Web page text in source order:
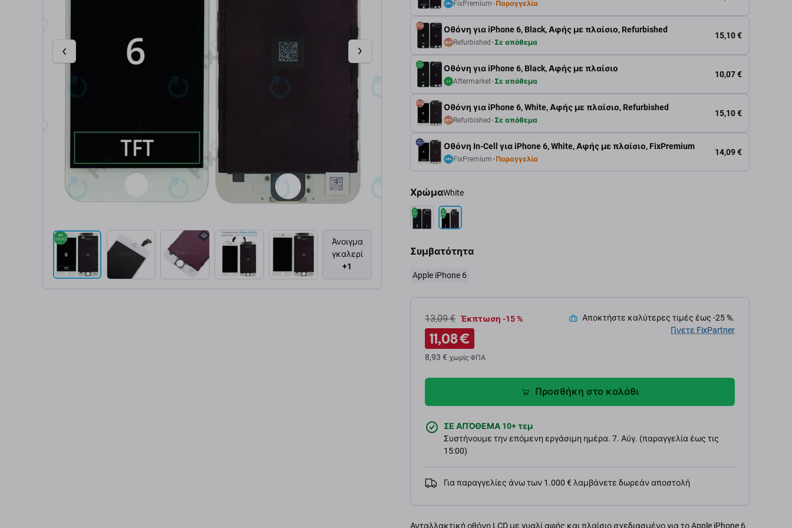
Άνοιγμα
γκαλερί
+1
FixPremium Παραγγελία
Οθόνη για iPhone 6, Black, Αφής με πλαίσιο, Refurbished
Refurbished Σε απόθεμα
15,10 €
Οθόνη για iPhone 6, Black, Αφής με πλαίσιο
Aftermarket Σε απόθεμα
10,07 €
Οθόνη για iPhone 6, White, Αφής με πλαίσιο, Refurbished
Refurbished Σε απόθεμα
15,10 €
Οθόνη In-Cell για iPhone 6, White, Αφής με πλαίσιο, FixPremium
FixPremium Παραγγελία
14,09 €
ΧρώμαWhite
Συμβατότητα
Apple iPhone 6
13,09 € Έκπτωση -15 %
11,08 €
8,93 € χωρίς ΦΠΑ
Αποκτήστε καλύτερες τιμές έως -25 %.
Γίνετε FixPartner
Προσθήκη στο καλάθι
ΣΕ ΑΠΌΘΕΜΑ 10+ τεμ
Συστήνουμε την επόμενη εργάσιμη ημέρα. 7. Αύγ. (παραγγελία έως τις
15:00)
Για παραγγελίες άνω των 1.000 € λαμβάνετε δωρεάν αποστολή
Ανταλλακτική οθόνη LCD με γυαλί αφής και πλαίσιο σχεδιασμένο για το Apple iPhone 6.